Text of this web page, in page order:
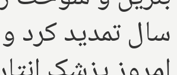
سال تمدید کرد